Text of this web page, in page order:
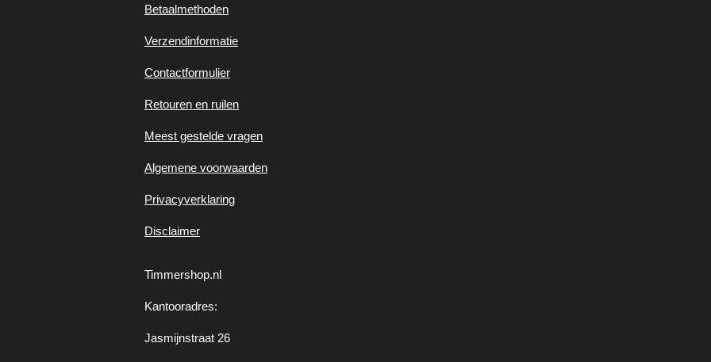
Betaalmethoden
Verzendinformatie
Contactformulier
Retouren en ruilen
Meest gestelde vragen
Algemene voorwaarden
Privacyverklaring
Disclaimer
Timmershop.nl
Kantooradres:
Jasmijnstraat 26